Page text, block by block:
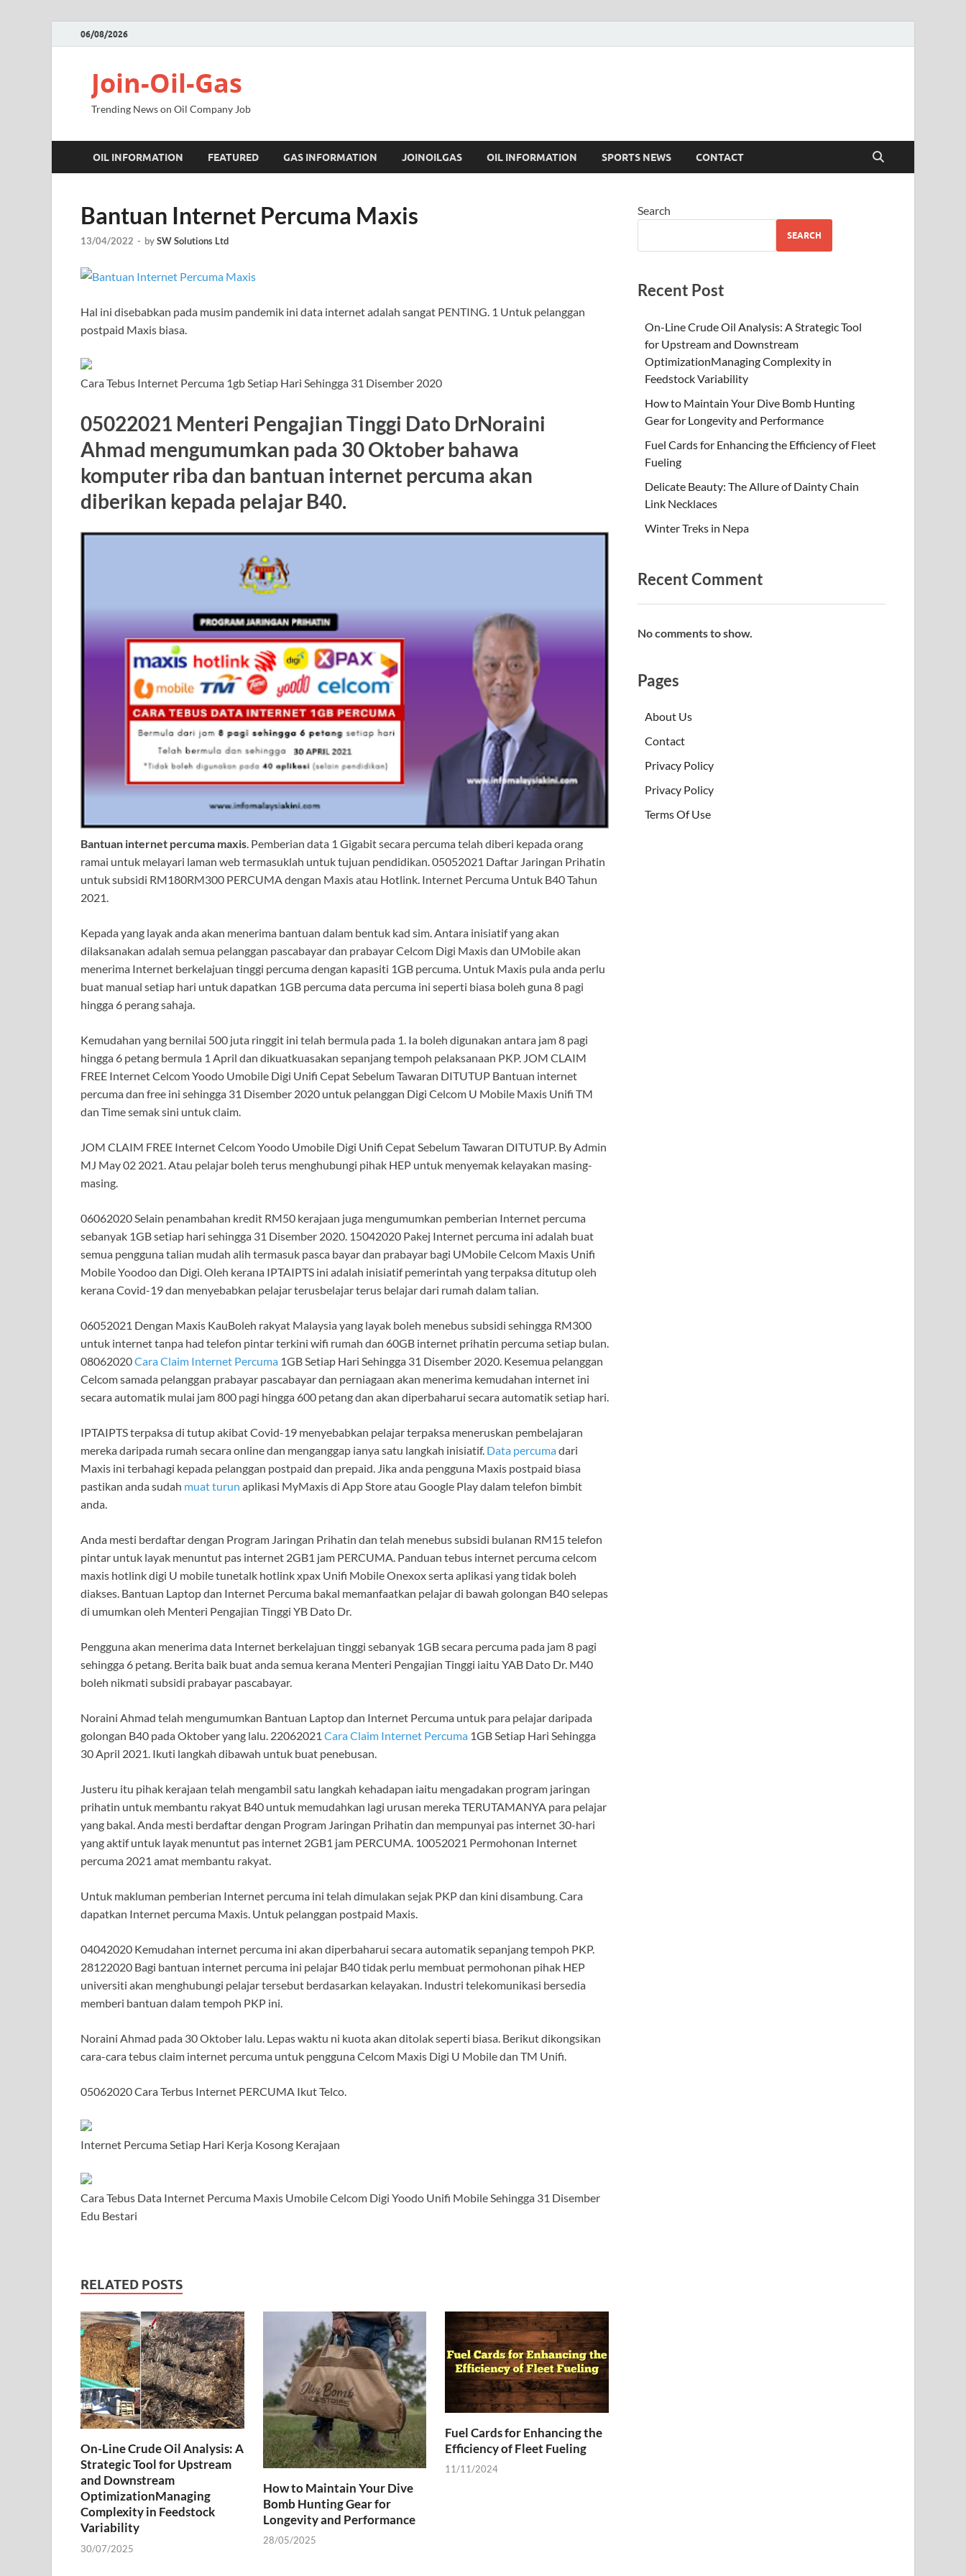
06/08/2026
Join-Oil-Gas
Trending News on Oil Company Job
OIL INFORMATION FEATURED GAS INFORMATION JOINOILGAS OIL INFORMATION SPORTS NEWS CONTACT
Bantuan Internet Percuma Maxis
13/04/2022 - bySW Solutions Ltd
Hal ini disebabkan pada musim pandemik ini data internet adalah sangat PENTING. 1 Untuk pelanggan
postpaid Maxis biasa.
Cara Tebus Internet Percuma 1gb Setiap Hari Sehingga 31 Disember 2020
05022021 Menteri Pengajian Tinggi Dato DrNoraini
Ahmad mengumumkan pada 30 Oktober bahawa
komputer riba dan bantuan internet percuma akan
diberikan kepada pelajar B40.
Bantuan internet percuma maxis. Pemberian data 1 Gigabit secara percuma telah diberi kepada orang
ramai untuk melayari laman web termasuklah untuk tujuan pendidikan. 05052021 Daftar Jaringan Prihatin
untuk subsidi RM180RM300 PERCUMA dengan Maxis atau Hotlink. Internet Percuma Untuk B40 Tahun
2021.
Kepada yang layak anda akan menerima bantuan dalam bentuk kad sim. Antara inisiatif yang akan
dilaksanakan adalah semua pelanggan pascabayar dan prabayar Celcom Digi Maxis dan UMobile akan
menerima Internet berkelajuan tinggi percuma dengan kapasiti 1GB percuma. Untuk Maxis pula anda perlu
buat manual setiap hari untuk dapatkan 1GB percuma data percuma ini seperti biasa boleh guna 8 pagi
hingga 6 perang sahaja.
Kemudahan yang bernilai 500 juta ringgit ini telah bermula pada 1. Ia boleh digunakan antara jam 8 pagi
hingga 6 petang bermula 1 April dan dikuatkuasakan sepanjang tempoh pelaksanaan PKP. JOM CLAIM
FREE Internet Celcom Yoodo Umobile Digi Unifi Cepat Sebelum Tawaran DITUTUP Bantuan internet
percuma dan free ini sehingga 31 Disember 2020 untuk pelanggan Digi Celcom U Mobile Maxis Unifi TM
dan Time semak sini untuk claim.
JOM CLAIM FREE Internet Celcom Yoodo Umobile Digi Unifi Cepat Sebelum Tawaran DITUTUP. By Admin
MJ May 02 2021. Atau pelajar boleh terus menghubungi pihak HEP untuk menyemak kelayakan masing-
masing.
06062020 Selain penambahan kredit RM50 kerajaan juga mengumumkan pemberian Internet percuma
sebanyak 1GB setiap hari sehingga 31 Disember 2020. 15042020 Pakej Internet percuma ini adalah buat
semua pengguna talian mudah alih termasuk pasca bayar dan prabayar bagi UMobile Celcom Maxis Unifi
Mobile Yoodoo dan Digi. Oleh kerana IPTAIPTS ini adalah inisiatif pemerintah yang terpaksa ditutup oleh
kerana Covid-19 dan menyebabkan pelajar terusbelajar terus belajar dari rumah dalam talian.
06052021 Dengan Maxis KauBoleh rakyat Malaysia yang layak boleh menebus subsidi sehingga RM300
untuk internet tanpa had telefon pintar terkini wifi rumah dan 60GB internet prihatin percuma setiap bulan.
08062020Cara Claim Internet Percuma 1GB Setiap Hari Sehingga 31 Disember 2020. Kesemua pelanggan
Celcom samada pelanggan prabayar pascabayar dan perniagaan akan menerima kemudahan internet ini
secara automatik mulai jam 800 pagi hingga 600 petang dan akan diperbaharui secara automatik setiap hari.
IPTAIPTS terpaksa di tutup akibat Covid-19 menyebabkan pelajar terpaksa meneruskan pembelajaran
mereka daripada rumah secara online dan menganggap ianya satu langkah inisiatif. Data percumadari
Maxis ini terbahagi kepada pelanggan postpaid dan prepaid. Jika anda pengguna Maxis postpaid biasa
pastikan anda sudah muat turun aplikasi MyMaxis di App Store atau Google Play dalam telefon bimbit
anda.
Anda mesti berdaftar dengan Program Jaringan Prihatin dan telah menebus subsidi bulanan RM15 telefon
pintar untuk layak menuntut pas internet 2GB1 jam PERCUMA. Panduan tebus internet percuma celcom
maxis hotlink digi U mobile tunetalk hotlink xpax Unifi Mobile Onexox serta aplikasi yang tidak boleh
diakses. Bantuan Laptop dan Internet Percuma bakal memanfaatkan pelajar di bawah golongan B40 selepas
di umumkan oleh Menteri Pengajian Tinggi YB Dato Dr.
Pengguna akan menerima data Internet berkelajuan tinggi sebanyak 1GB secara percuma pada jam 8 pagi
sehingga 6 petang. Berita baik buat anda semua kerana Menteri Pengajian Tinggi iaitu YAB Dato Dr. M40
boleh nikmati subsidi prabayar pascabayar.
Noraini Ahmad telah mengumumkan Bantuan Laptop dan Internet Percuma untuk para pelajar daripada
golongan B40 pada Oktober yang lalu. 22062021 Cara Claim Internet Percuma 1GB Setiap Hari Sehingga
30 April 2021. Ikuti langkah dibawah untuk buat penebusan.
Justeru itu pihak kerajaan telah mengambil satu langkah kehadapan iaitu mengadakan program jaringan
prihatin untuk membantu rakyat B40 untuk memudahkan lagi urusan mereka TERUTAMANYA para pelajar
yang bakal. Anda mesti berdaftar dengan Program Jaringan Prihatin dan mempunyai pas internet 30-hari
yang aktif untuk layak menuntut pas internet 2GB1 jam PERCUMA. 10052021 Permohonan Internet
percuma 2021 amat membantu rakyat.
Untuk makluman pemberian Internet percuma ini telah dimulakan sejak PKP dan kini disambung. Cara
dapatkan Internet percuma Maxis. Untuk pelanggan postpaid Maxis.
04042020 Kemudahan internet percuma ini akan diperbaharui secara automatik sepanjang tempoh PKP.
28122020 Bagi bantuan internet percuma ini pelajar B40 tidak perlu membuat permohonan pihak HEP
universiti akan menghubungi pelajar tersebut berdasarkan kelayakan. Industri telekomunikasi bersedia
memberi bantuan dalam tempoh PKP ini.
Noraini Ahmad pada 30 Oktober lalu. Lepas waktu ni kuota akan ditolak seperti biasa. Berikut dikongsikan
cara-cara tebus claim internet percuma untuk pengguna Celcom Maxis Digi U Mobile dan TM Unifi.
05062020 Cara Terbus Internet PERCUMA Ikut Telco.
Internet Percuma Setiap Hari Kerja Kosong Kerajaan
Cara Tebus Data Internet Percuma Maxis Umobile Celcom Digi Yoodo Unifi Mobile Sehingga 31 Disember
Edu Bestari
RELATED POSTS
On-Line Crude Oil Analysis: A
Strategic Tool for Upstream
and Downstream
OptimizationManaging
Complexity in Feedstock
Variability
30/07/2025
How to Maintain Your Dive
Bomb Hunting Gear for
Longevity and Performance
28/05/2025
Fuel Cards for Enhancing the
Efficiency of Fleet Fueling
11/11/2024
Search
SEARCH
Recent Post
On-Line Crude Oil Analysis: A Strategic Tool
for Upstream and Downstream
OptimizationManaging Complexity in
Feedstock Variability
How to Maintain Your Dive Bomb Hunting
Gear for Longevity and Performance
Fuel Cards for Enhancing the Efficiency of Fleet
Fueling
Delicate Beauty: The Allure of Dainty Chain
Link Necklaces
Winter Treks in Nepa
Recent Comment
No comments to show.
Pages
About Us
Contact
Privacy Policy
Privacy Policy
Terms Of Use